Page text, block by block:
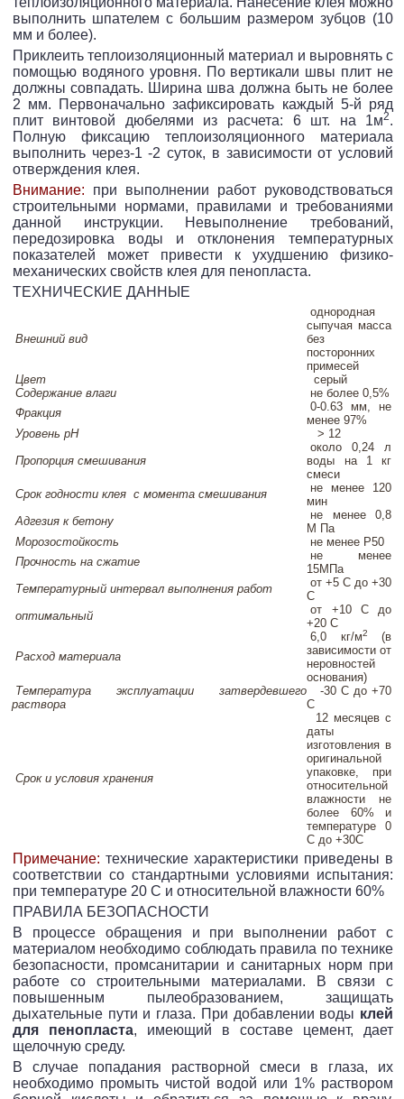
выполнить шпателем с большим размером зубцов (10
мм и более).
Приклеить теплоизоляционный материал и выровнять с
помощью водяного уровня. По вертикали швы плит не
должны совпадать. Ширина шва должна быть не более
2 мм. Первоначально зафиксировать каждый 5-й ряд
плит винтовой дюбелями из расчета: 6 шт. на 1м2.
Полную фиксацию теплоизоляционного материала
выполнить через-1 -2 суток, в зависимости от условий
отверждения клея.
Внимание: при выполнении работ руководствоваться
строительными нормами, правилами и требованиями
данной инструкции. Невыполнение требований,
передозировка воды и отклонения температурных
показателей может привести к ухудшению физико-
механических свойств клея для пенопласта.
ТЕХНИЧЕСКИЕ ДАННЫЕ
Внешний вид
однородная
сыпучая масса
без
посторонних
примесей
Цвет
серый
Содержание влаги
не более 0,5%
Фракция
0-0.63 мм, не
менее 97%
Уровень рН
> 12
Пропорция смешивания
около 0,24 л
воды на 1 кг
смеси
Срок годности клея с момента смешивания
не менее 120
мин
Адгезия к бетону
не менее 0,8
М Па
Морозостойкость
не менее Р50
Прочность на сжатие
не менее
15МПа
Температурный интервал выполнения работ
от +5 С до +30
С
оптимальный
от +10 С до
+20 С
Расход материала
6,0 кг/м2
(в
зависимости от
неровностей
основания)
Температура эксплуатации затвердевшего
раствора
-30 С до +70
С
Срок и условия хранения
12 месяцев с
даты
изготовления в
оригинальной
упаковке, при
относительной
влажности не
более 60% и
температуре 0
С до +30С
Примечание: технические характеристики приведены в
соответствии со стандартными условиями испытания:
при температуре 20 С и относительной влажности 60%
ПРАВИЛА БЕЗОПАСНОСТИ
В процессе обращения и при выполнении работ с
материалом необходимо соблюдать правила по технике
безопасности, промсанитарии и санитарных норм при
работе со строительными материалами. В связи с
повышенным пылеобразованием, защищать
дыхательные пути и глаза. При добавлении воды клей
для пенопласта, имеющий в составе цемент, дает
щелочную среду.
В случае попадания растворной смеси в глаза, их
необходимо промыть чистой водой или 1% раствором